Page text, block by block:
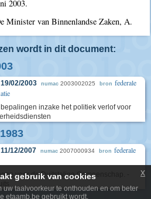
2003.
Minister van Binnenlandse Zaken, A.
wordt in dit document:
19/02/2003 numac 2003002025 bron federale
inzake het politiek verlof voor
11/12/2007 numac 2007000934 bron federale
voor de Duitstalige Gemeenschap. -
gebruik van cookies
uw taalvoorkeur te onthouden en om beter
etaamb.be gebruikt wordt.
x